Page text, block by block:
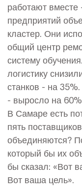
работают вместе
предприятий
кластер. Они
общий центр
систему
логистику
станков - на
- выросло на
В Самаре есть
пять
объединяются?
который бы их
бы сказал: «Вот
Вот ваша цель».